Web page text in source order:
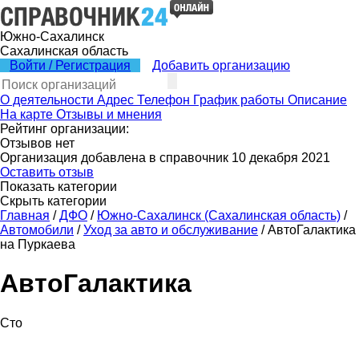
Южно-Сахалинск
Сахалинская область
Войти / Регистрация
Добавить организацию
О деятельности Адрес Телефон График работы Описание
На карте Отзывы и мнения
Рейтинг организации:
Отзывов нет
Организация добавлена в справочник 10 декабря 2021
Оставить отзыв
Показать категории
Скрыть категории
Главная / ДФО / Южно-Сахалинск (Сахалинская область) /
Автомобили / Уход за авто и обслуживание / АвтоГалактика
на Пуркаева
АвтоГалактика
Сто